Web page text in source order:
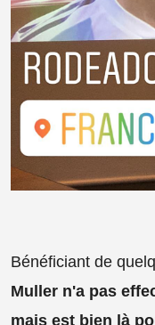
Bénéficiant de
Muller n'a pas
mais est bien là